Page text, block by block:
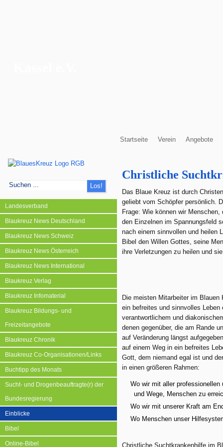
Startseite Verein Angebote
Landesverband
Blaukreuz News Deutschland
Blaukreuz News Schweiz
Blaukreuz News Österreich
Blaukreuz News International
Blaukreuz Verlag
Blaukreuz Infomaterial
Blaukreuz Bildungs- und
Freizeitangebote
Blaukreuz Chronik
Blaukreuz Co-Organisationen/Links
Buchtipp des Monats
Sucht- und Drogenbeauftragte(r) der
Bundesregierung
Einblicke
Bibel
Online-Bibel
Christliche
Das Blaue Kreuz ist durch
geliebt vom Schöpfer persönlich.
Frage: Wie können wir
den Einzelnen im Spannungsfeld
nach einem sinnvollen und heilen
Bibel den Willen Gottes, seine
ihre Verletzungen zu heilen und
Die meisten Mitarbeiter im
ein befreites und sinnvolles
verantwortlichem und
denen gegenüber, die am Rande
auf Veränderung längst
auf einem Weg in ein befreites
Gott, dem niemand egal ist und
in einen größeren Rahmen:
Wo wir mit aller
und Wege, Menschen zu
Wo wir mit unserer Kraft am
Wo Menschen unser
Christliche Suchtkrankenhilfe im